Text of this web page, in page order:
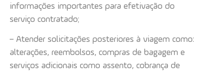
informações importantes para efetivação do
serviço contratado;
– Atender solicitações posteriores à viagem como:
alterações, reembolsos, compras de bagagem e
serviços adicionais como assento, cobrança de